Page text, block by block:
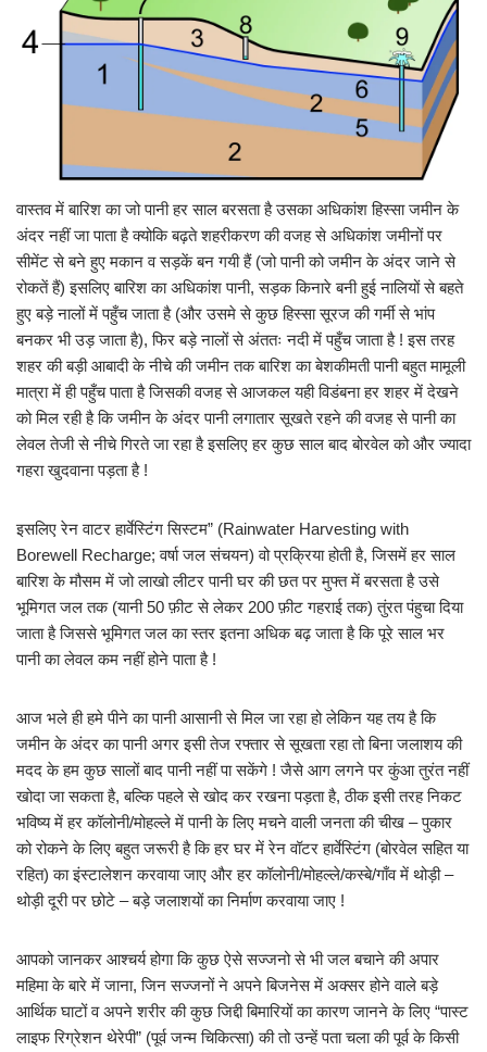
वास्तव में बारिश का जो पानी हर साल बरसता है उसका अधिकांश हिस्सा जमीन के
अंदर नहीं जा पाता है क्योकि बढ़ते शहरीकरण की वजह से अधिकांश जमीनों पर
सीमेंट से बने हुए मकान व सड़कें बन गयी हैं (जो पानी को जमीन के अंदर जाने से
रोकतें हैं) इसलिए बारिश का अधिकांश पानी, सड़क किनारे बनी हुई नालियों से बहते
हुए बड़े नालों में पहुँच जाता है (और उसमे से कुछ हिस्सा सूरज की गर्मी से भांप
बनकर भी उड़ जाता है), फिर बड़े नालों से अंततः नदी में पहुँच जाता है ! इस तरह
शहर की बड़ी आबादी के नीचे की जमीन तक बारिश का बेशकीमती पानी बहुत मामूली
मात्रा में ही पहुँच पाता है जिसकी वजह से आजकल यही विडंबना हर शहर में देखने
को मिल रही है कि जमीन के अंदर पानी लगातार सूखते रहने की वजह से पानी का
लेवल तेजी से नीचे गिरते जा रहा है इसलिए हर कुछ साल बाद बोरवेल को और ज्यादा
गहरा खुदवाना पड़ता है !
इसलिए रेन वाटर हार्वेस्टिंग सिस्टम” (Rainwater Harvesting with
Borewell Recharge; वर्षा जल संचयन) वो प्रक्रिया होती है, जिसमें हर साल
बारिश के मौसम में जो लाखो लीटर पानी घर की छत पर मुफ्त में बरसता है उसे
भूमिगत जल तक (यानी 50 फ़ीट से लेकर 200 फ़ीट गहराई तक) तुंरत पंहुचा दिया
जाता है जिससे भूमिगत जल का स्तर इतना अधिक बढ़ जाता है कि पूरे साल भर
पानी का लेवल कम नहीं होने पाता है !
आज भले ही हमे पीने का पानी आसानी से मिल जा रहा हो लेकिन यह तय है कि
जमीन के अंदर का पानी अगर इसी तेज रफ्तार से सूखता रहा तो बिना जलाशय की
मदद के हम कुछ सालों बाद पानी नहीं पा सकेंगे ! जैसे आग लगने पर कुंआ तुरंत नहीं
खोदा जा सकता है, बल्कि पहले से खोद कर रखना पड़ता है, ठीक इसी तरह निकट
भविष्य में हर कॉलोनी/मोहल्ले में पानी के लिए मचने वाली जनता की चीख – पुकार
को रोकने के लिए बहुत जरूरी है कि हर घर में रेन वॉटर हार्वेस्टिंग (बोरवेल सहित या
रहित) का इंस्टालेशन करवाया जाए और हर कॉलोनी/मोहल्ले/कस्बे/गाँव में थोड़ी –
थोड़ी दूरी पर छोटे – बड़े जलाशयों का निर्माण करवाया जाए !
आपको जानकर आश्चर्य होगा कि कुछ ऐसे सज्जनो से भी जल बचाने की अपार
महिमा के बारे में जाना, जिन सज्जनों ने अपने बिजनेस में अक्सर होने वाले बड़े
आर्थिक घाटों व अपने शरीर की कुछ जिद्दी बिमारियों का कारण जानने के लिए “पास्ट
लाइफ रिग्रेशन थेरेपी” (पूर्व जन्म चिकित्सा) की तो उन्हें पता चला की पूर्व के किसी